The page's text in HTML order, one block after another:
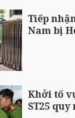
Tiếp
Nam bị
Khởi tố
ST25